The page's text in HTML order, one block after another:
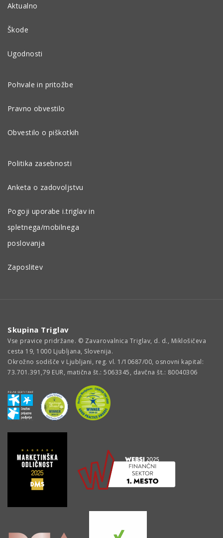
Aktualno
Škode
Ugodnosti
Pohvale in pritožbe
Pravno obvestilo
Obvestilo o piškotkih
Politika zasebnosti
Anketa o zadovoljstvu
Pogoji uporabe i.triglav in
spletnega/mobilnega
poslovanja
Zaposlitev
Skupina Triglav
Vse pravice pridržane. © Zavarovalnica Triglav, d. d., Miklošičeva
cesta 19, 1000 Ljubljana, Slovenija.
Okrožno sodišče v Ljubljani, reg. vl. 1/10687/00, osnovni kapital:
73.701.391,79 EUR, matična št.: 5063345, davčna št.: 80040306